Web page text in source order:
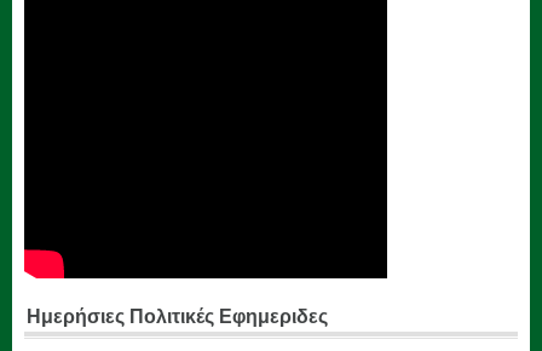
Ημερήσιες Πολιτικές Εφημεριδες